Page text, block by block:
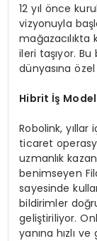
12 yıl önce
vizyonuyla
mağazacılıkta
ileri taşıyor. Bu
dünyasına
Hibrit İş
Robolink,
ticaret
uzmanlık
benimseyen
sayesinde
bildirimler
geliştiriliyor.
yanına hızlı